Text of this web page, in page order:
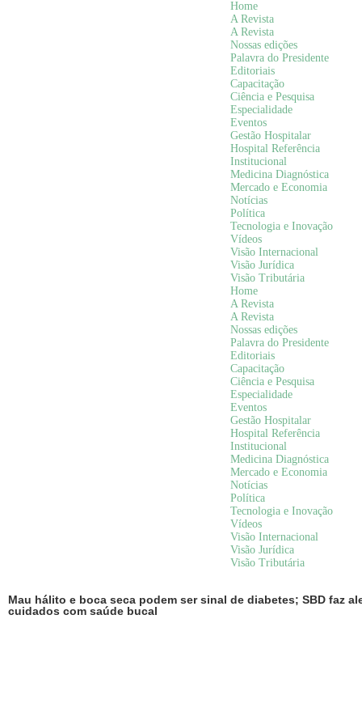
Home
A Revista
A Revista
Nossas edições
Palavra do Presidente
Editoriais
Capacitação
Ciência e Pesquisa
Especialidade
Eventos
Gestão Hospitalar
Hospital Referência
Institucional
Medicina Diagnóstica
Mercado e Economia
Notícias
Política
Tecnologia e Inovação
Vídeos
Visão Internacional
Visão Jurídica
Visão Tributária
Home
A Revista
A Revista
Nossas edições
Palavra do Presidente
Editoriais
Capacitação
Ciência e Pesquisa
Especialidade
Eventos
Gestão Hospitalar
Hospital Referência
Institucional
Medicina Diagnóstica
Mercado e Economia
Notícias
Política
Tecnologia e Inovação
Vídeos
Visão Internacional
Visão Jurídica
Visão Tributária
Mau hálito e boca seca podem ser sinal de diabetes; SBD faz
cuidados com saúde bucal